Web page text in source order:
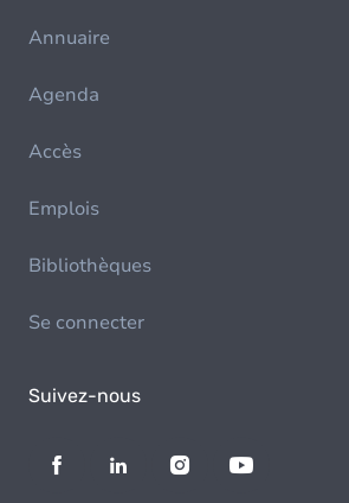
Annuaire
Agenda
Accès
Emplois
Bibliothèques
Se connecter
Suivez-nous